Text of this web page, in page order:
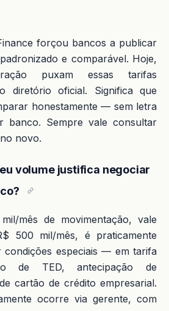
forçou bancos a publicar
e comparável. Hoje,
puxam essas tarifas
diretório oficial. Significa que
honestamente — sem letra
banco. Sempre vale consultar
novo.
volume justifica negociar
mês de movimentação, vale
500 mil/mês, é praticamente
condições especiais — em tarifa
de TED, antecipação de
cartão de crédito empresarial.
ocorre via gerente, com